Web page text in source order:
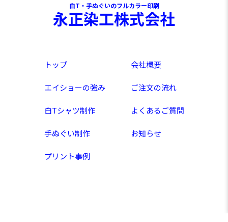
白T・手ぬぐいのフルカラー印刷
永正染工株式会社
トップ
エイショーの強み
白Tシャツ制作
手ぬぐい制作
プリント事例
会社概要
ご注文の流れ
よくあるご質問
お知らせ